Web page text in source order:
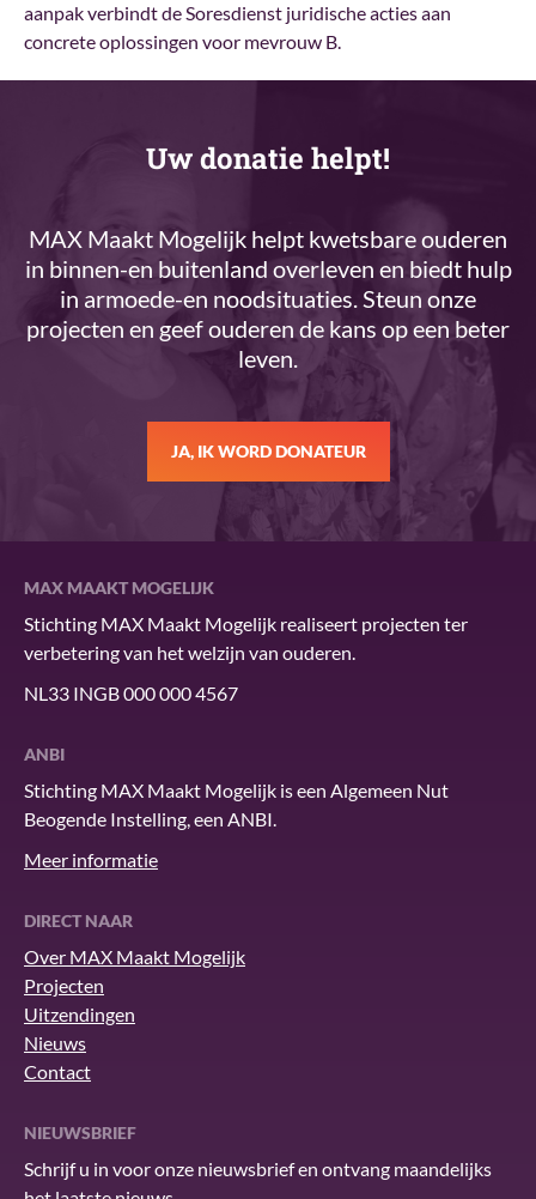
aanpak verbindt de Soresdienst juridische acties aan
concrete oplossingen voor mevrouw B.
Uw donatie helpt!
MAX Maakt Mogelijk helpt kwetsbare ouderen
in binnen-en buitenland overleven en biedt hulp
in armoede-en noodsituaties. Steun onze
projecten en geef ouderen de kans op een beter
leven.
JA, IK WORD DONATEUR
MAX MAAKT MOGELIJK
Stichting MAX Maakt Mogelijk realiseert projecten ter
verbetering van het welzijn van ouderen.
NL33 INGB 000 000 4567
ANBI
Stichting MAX Maakt Mogelijk is een Algemeen Nut
Beogende Instelling, een ANBI.
Meer informatie
DIRECT NAAR
Over MAX Maakt Mogelijk
Projecten
Uitzendingen
Nieuws
Contact
NIEUWSBRIEF
Schrijf u in voor onze nieuwsbrief en ontvang maandelijks